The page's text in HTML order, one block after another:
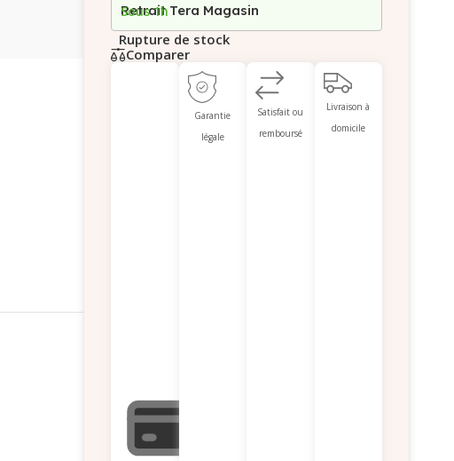
Retrait Tera Magasin
Sous 1h
Rupture de stock
Comparer
Garantie
légale
Satisfait ou
remboursé
Livraison à
domicile